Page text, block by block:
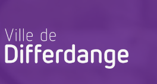
Championnat: